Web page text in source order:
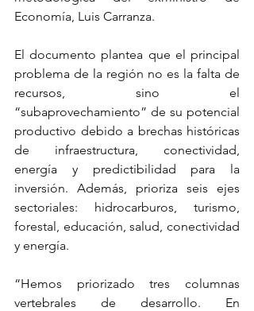
Economía, Luis Carranza.
El documento plantea que el principal
problema de la región no es la falta de
recursos, sino el
“subaprovechamiento” de su potencial
productivo debido a brechas históricas
de infraestructura, conectividad,
energía y predictibilidad para la
inversión. Además, prioriza seis ejes
sectoriales: hidrocarburos, turismo,
forestal, educación, salud, conectividad
y energía.
“Hemos priorizado tres columnas
vertebrales de desarrollo. En